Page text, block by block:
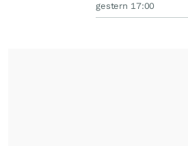
gestern 17:00